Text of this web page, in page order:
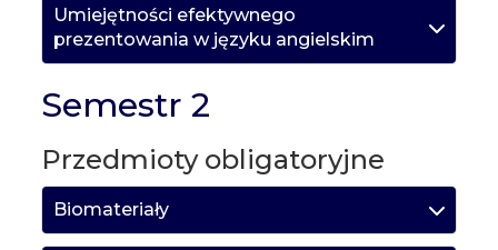
Umiejętności efektywnego
prezentowania w języku angielskim
Semestr 2
Przedmioty obligatoryjne
Biomateriały